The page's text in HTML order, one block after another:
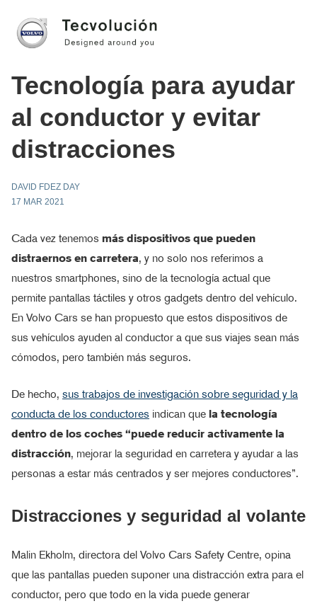
Tecnología para ayudar
al conductor y evitar
distracciones
DAVID FDEZ DAY
17 MAR 2021
Cada vez tenemos más dispositivos que pueden
distraernos en carretera, y no solo nos referimos a
nuestros smartphones, sino de la tecnología actual que
permite pantallas táctiles y otros gadgets dentro del vehículo.
En Volvo Cars se han propuesto que estos dispositivos de
sus vehículos ayuden al conductor a que sus viajes sean más
cómodos, pero también más seguros.
De hecho, sus trabajos de investigación sobre seguridad y la
conducta de los conductores indican que la tecnología
dentro de los coches “puede reducir activamente la
distracción, mejorar la seguridad en carretera y ayudar a las
personas a estar más centrados y ser mejores conductores”.
Distracciones y seguridad al volante
Malin Ekholm, directora del Volvo Cars Safety Centre, opina
que las pantallas pueden suponer una distracción extra para el
conductor, pero que todo en la vida puede generar